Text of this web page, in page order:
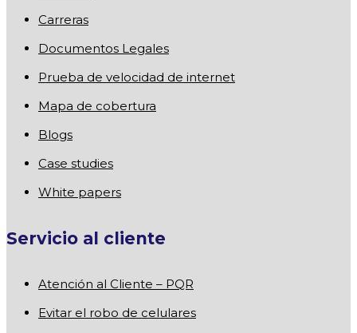
Carreras
Documentos Legales
Prueba de velocidad de internet
Mapa de cobertura
Blogs
Case studies
White papers
Servicio al cliente
Atención al Cliente – PQR
Evitar el robo de celulares